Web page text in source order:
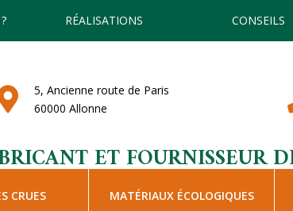
RÉALISATIONS CONSEILS
5, Ancienne route de Paris
60000 Allonne
ET FOURNISSEUR
CRUES MATÉRIAUX ÉCOLOGIQUES